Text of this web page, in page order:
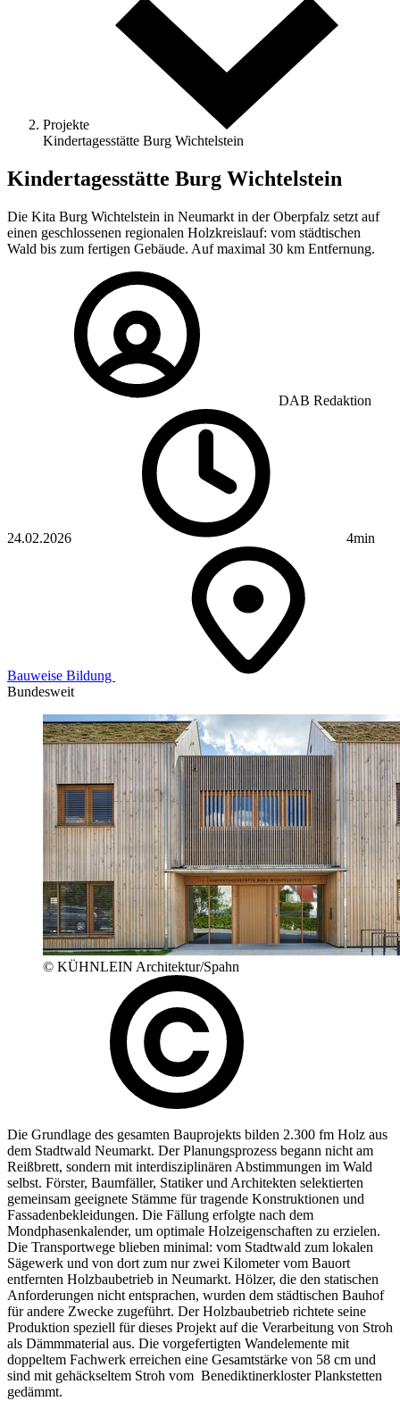
Projekte
Kindertagesstätte Burg Wichtelstein
Kindertagesstätte Burg Wichtelstein
Die Kita Burg Wichtelstein in Neumarkt in der Oberpfalz setzt auf
einen geschlossenen regionalen Holzkreislauf: vom städtischen
Wald bis zum fertigen Gebäude. Auf maximal 30 km Entfernung.
DAB Redaktion
24.02.2026 4min
Bauweise Bildung
Bundesweit
© KÜHNLEIN Architektur/Spahn
Die Grundlage des gesamten Bauprojekts bilden 2.300 fm Holz aus
dem Stadtwald Neumarkt. Der Planungsprozess begann nicht am
Reißbrett, sondern mit interdisziplinären Abstimmungen im Wald
selbst. Förster, Baumfäller, Statiker und Architekten selektierten
gemeinsam geeignete Stämme für tragende Konstruktionen und
Fassadenbekleidungen. Die Fällung erfolgte nach dem
Mondphasenkalender, um optimale Holzeigenschaften zu erzielen.
Die Transportwege blieben minimal: vom Stadtwald zum lokalen
Sägewerk und von dort zum nur zwei Kilometer vom Bauort
entfernten Holzbaubetrieb in Neumarkt. Hölzer, die den statischen
Anforderungen nicht entsprachen, wurden dem städtischen Bauhof
für andere Zwecke zugeführt. Der Holzbaubetrieb richtete seine
Produktion speziell für dieses Projekt auf die Verarbeitung von Stroh
als Dämmmaterial aus. Die vorgefertigten Wandelemente mit
doppeltem Fachwerk erreichen eine Gesamtstärke von 58 cm und
sind mit gehäckseltem Stroh vom Benediktinerkloster Plankstetten
gedämmt.